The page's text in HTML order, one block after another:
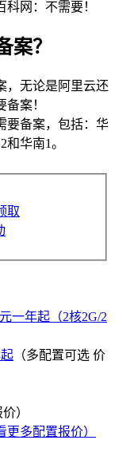
网：不需要！
案？
，无论是阿里云还
案！
要备案，包括：华
华南1。
取
一年起（2核2G/2
（多配置可选 价
）
多配置报价）